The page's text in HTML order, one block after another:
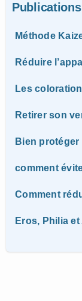
Méthode
Réduire
Les
Retirer son
Bien protéger
comment
Comment
Eros, Philia et